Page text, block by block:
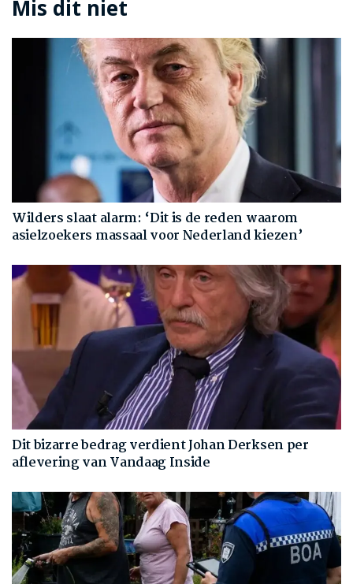
Mis dit niet
Wilders slaat alarm: ‘Dit is de reden waarom
asielzoekers massaal voor Nederland kiezen’
Dit bizarre bedrag verdient Johan Derksen per
aflevering van Vandaag Inside